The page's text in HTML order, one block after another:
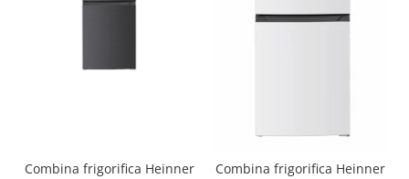
Combina frigorifica Heinner
Combina frigorifica Heinner